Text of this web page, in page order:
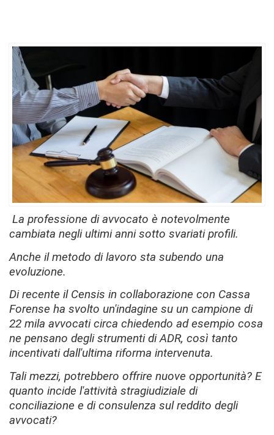
La professione di avvocato è notevolmente
cambiata negli ultimi anni sotto svariati profili.
Anche il metodo di lavoro sta subendo una
evoluzione.
Di recente il Censis in collaborazione con Cassa
Forense ha svolto un'indagine su un campione di
22 mila avvocati circa chiedendo ad esempio cosa
ne pensano degli strumenti di ADR, così tanto
incentivati dall'ultima riforma intervenuta.
Tali mezzi, potrebbero offrire nuove opportunità? E
quanto incide l'attività stragiudiziale di
conciliazione e di consulenza sul reddito degli
avvocati?